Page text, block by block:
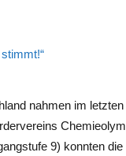
nahmen im letzten
9) konnten die